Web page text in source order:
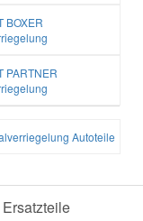
BOXER
PARTNER
Autoteile